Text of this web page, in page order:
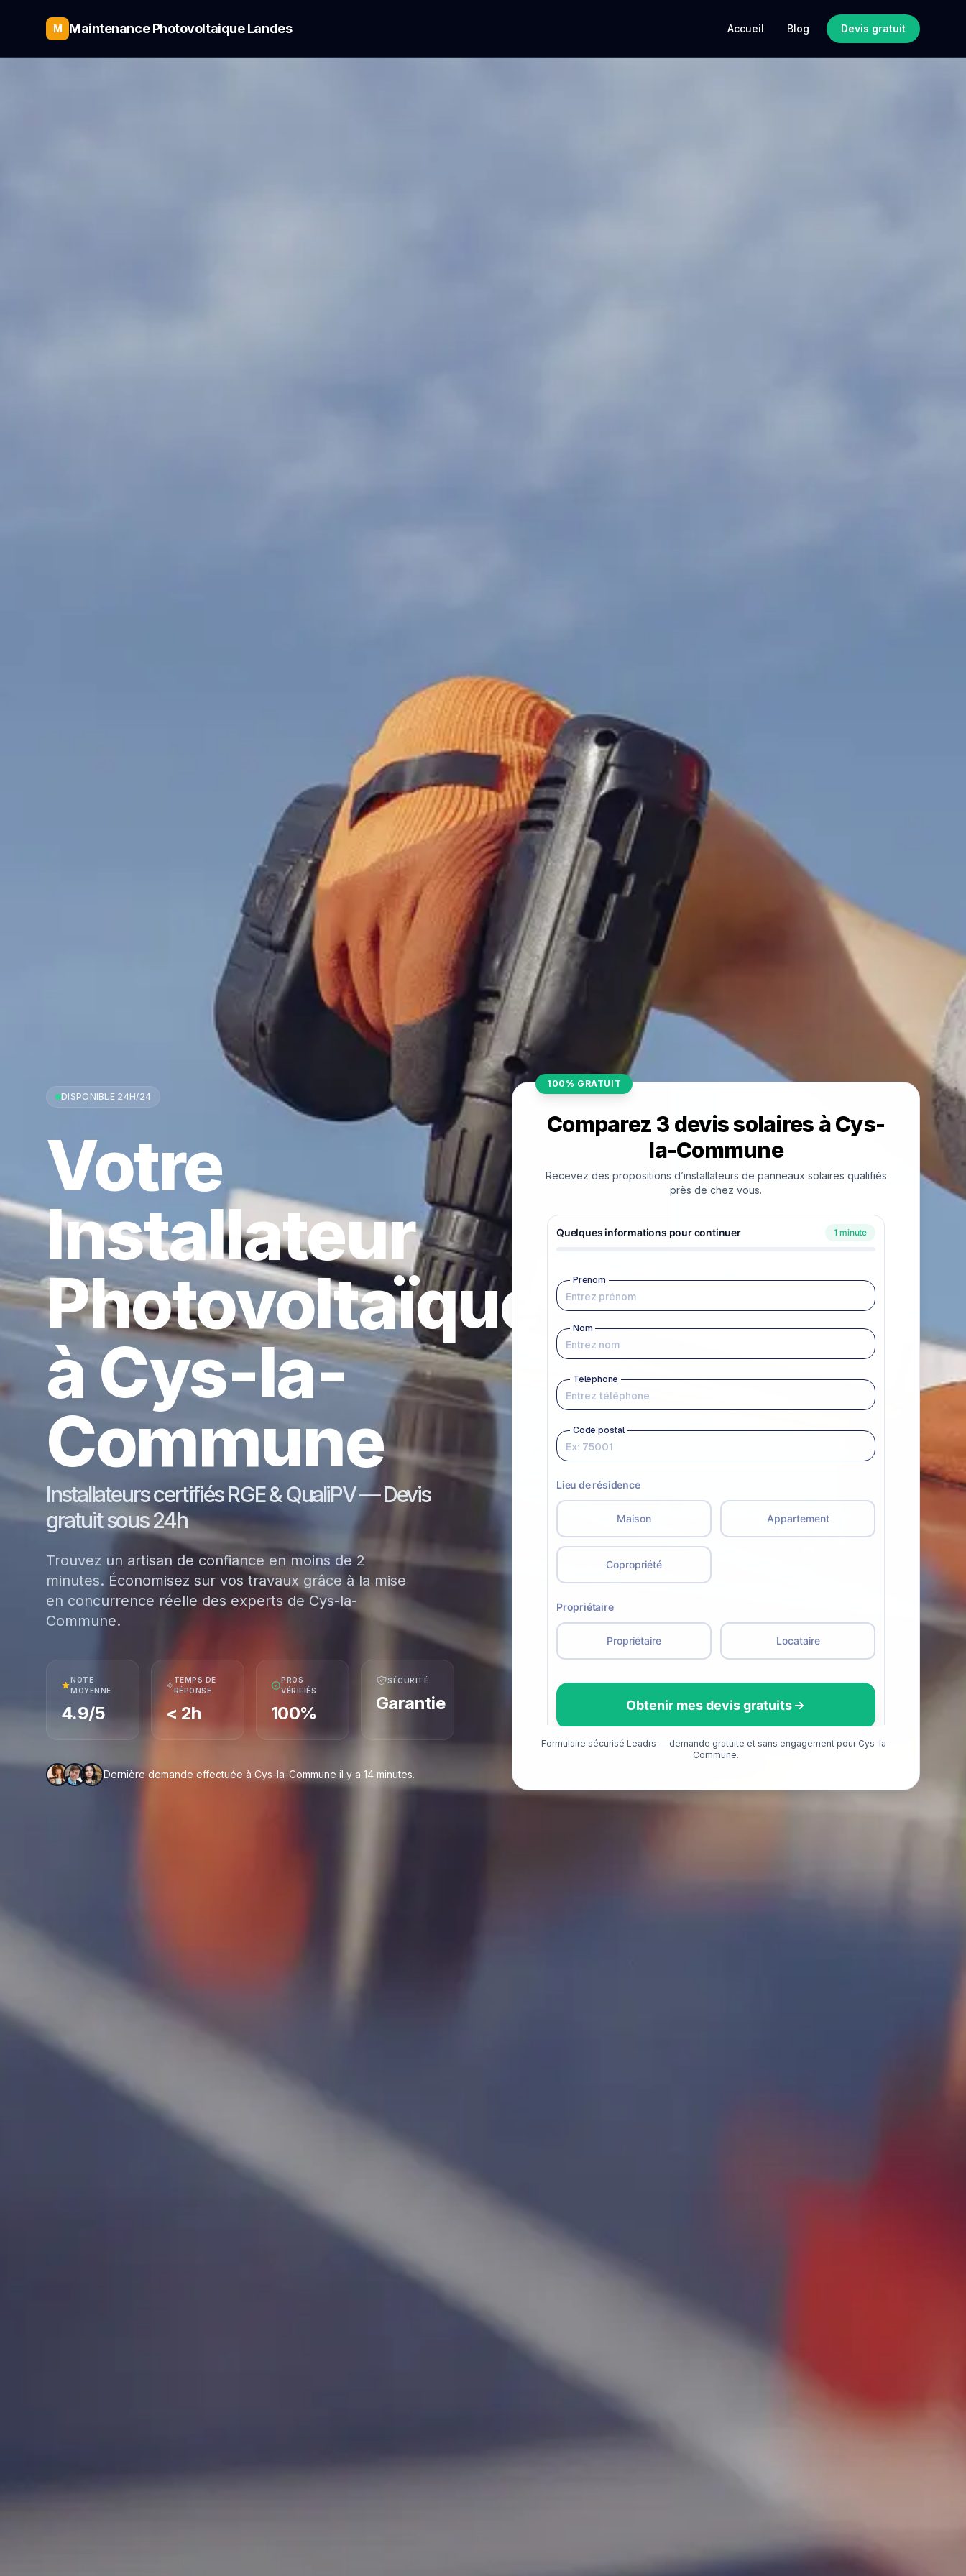
M Maintenance Photovoltaique Landes Accueil Blog Devis gratuit
DISPONIBLE 24H/24
Votre
Installateur
Photovoltaïque
à Cys-la-
Commune
Installateurs certifiés RGE & QualiPV — Devis
gratuit sous 24h
Trouvez un artisan de confiance en moins de 2
minutes. Économisez sur vos travaux grâce à la mise
en concurrence réelle des experts de Cys-la-
Commune.
NOTE
MOYENNE
4.9/5
TEMPS DE
RÉPONSE
< 2h
PROS
VÉRIFIÉS
100%
SÉCURITÉ
Garantie
Dernière demande effectuée à Cys-la-Commune il y a 14 minutes.
100% GRATUIT
Comparez 3 devis solaires à Cys-
la-Commune
Recevez des propositions d’installateurs de panneaux solaires qualifiés
près de chez vous.
Formulaire sécurisé Leadrs — demande gratuite et sans engagement pour Cys-la-
Commune.